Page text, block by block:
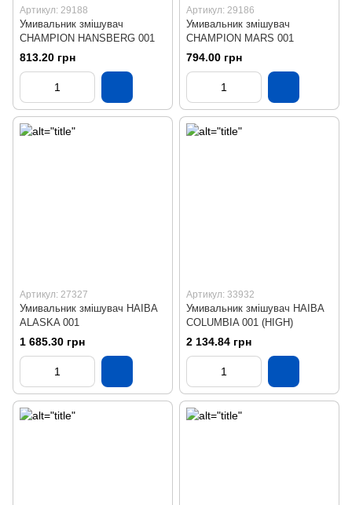
Артикул: 29188
Умивальник змішувач
CHAMPION HANSBERG 001
813.20 грн
Артикул: 29186
Умивальник змішувач
CHAMPION MARS 001
794.00 грн
Артикул: 27327
Умивальник змішувач HAIBA
ALASKA 001
1 685.30 грн
Артикул: 33932
Умивальник змішувач HAIBA
COLUMBIA 001 (HIGH)
2 134.84 грн